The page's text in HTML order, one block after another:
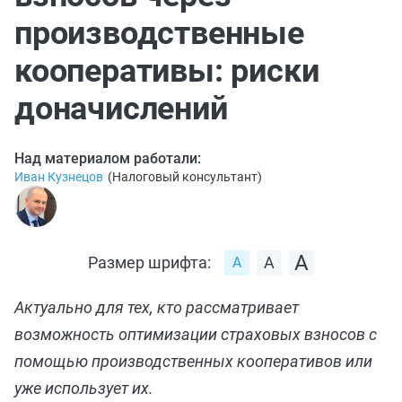
производственные
кооперативы: риски
доначислений
Над материалом работали:
Иван Кузнецов (Налоговый консультант)
Размер шрифта:
Актуально для тех, кто рассматривает
возможность оптимизации страховых взносов с
помощью производственных кооперативов или
уже использует их.